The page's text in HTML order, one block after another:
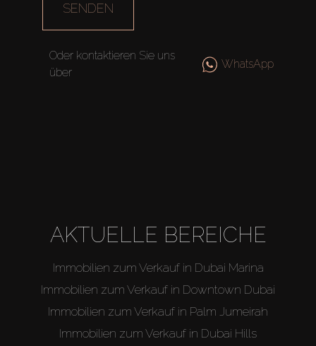
SENDEN
Oder kontaktieren Sie uns
über
WhatsApp
AKTUELLE BEREICHE
Immobilien zum Verkauf in Dubai Marina
Immobilien zum Verkauf in Downtown Dubai
Immobilien zum Verkauf in Palm Jumeirah
Immobilien zum Verkauf in Dubai Hills